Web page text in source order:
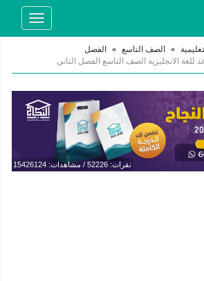
Toggle
» الصف التاسع »
الفصل
للغة الانجليزية الصف التاسع الفصل الثاني
نقرات: 52226 / مشاهدات: 15426124